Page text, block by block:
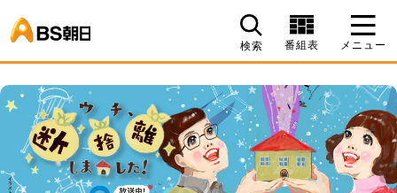
検索 番組表 メニュー